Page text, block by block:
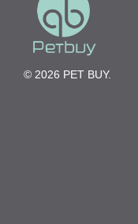
© 2026 PET BUY.